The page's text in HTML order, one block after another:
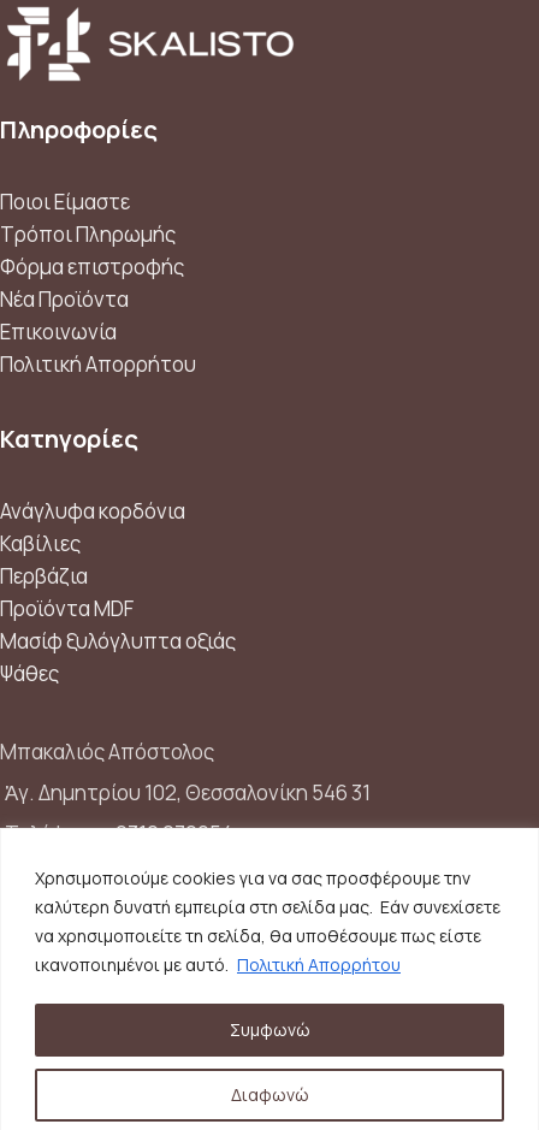
Χρησιμοποιούμε cookies για να σας προσφέρουμε την
καλύτερη δυνατή εμπειρία στη σελίδα μας. Εάν συνεχίσετε
να χρησιμοποιείτε τη σελίδα, θα υποθέσουμε πως είστε
ικανοποιημένοι με αυτό. Πολιτική Απορρήτου
Διαφωνώ
Συμφωνώ
Πληροφορίες
Ποιοι Είμαστε
Τρόποι Πληρωμής
Φόρμα επιστροφής
Νέα Προϊόντα
Επικοινωνία
Πολιτική Απορρήτου
Κατηγορίες
Ανάγλυφα κορδόνια
Καβίλιες
Περβάζια
Προϊόντα MDF
Μασίφ ξυλόγλυπτα οξιάς
Ψάθες
Μπακαλιός Απόστολος
Ἁγ. Δημητρίου 102, Θεσσαλονίκη 546 31
Τηλέφωνο:2310 272954
Κινητό:6948210538
Email:info@skalisto.com